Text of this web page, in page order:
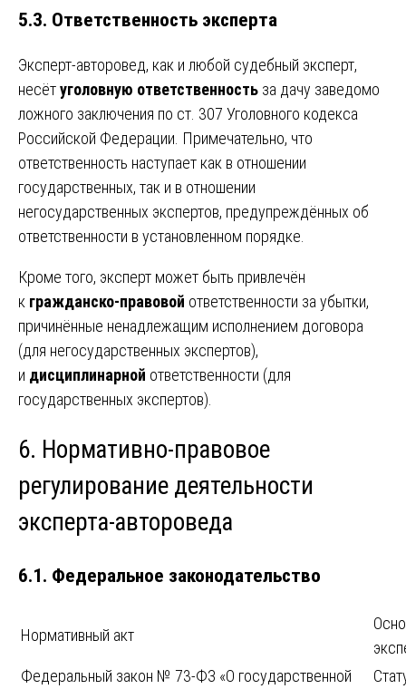
5.3. Ответственность эксперта
Эксперт-авторовед, как и любой судебный эксперт,
несётуголовную ответственность за дачу заведомо
ложного заключения по ст. 307 Уголовного кодекса
Российской Федерации. Примечательно, что
ответственность наступает как в отношении
государственных, так и в отношении
негосударственных экспертов, предупреждённых об
ответственности в установленном порядке.
Кроме того, эксперт может быть привлечён
к гражданско-правовой ответственности за убытки,
причинённые ненадлежащим исполнением договора
(для негосударственных экспертов),
и дисциплинарной ответственности (для
государственных экспертов).
6. Нормативно-правовое
регулирование деятельности
эксперта-автороведа
6.1. Федеральное законодательство
Нормативный акт
Федеральный закон № 73-ФЗ «О государственной